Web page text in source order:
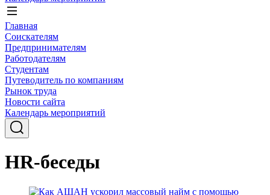
Главная
Соискателям
Предпринимателям
Работодателям
Студентам
Путеводитель по компаниям
Рынок труда
Новости сайта
Календарь мероприятий
HR-беседы